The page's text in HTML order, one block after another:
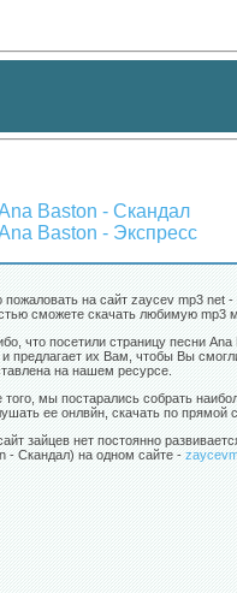
Baston - Скандал
Baston - Экспресс
пожаловать на сайт zaycev mp3 net
сможете скачать любимую mp3
что посетили страницу песни
и предлагает их Вам, чтобы Вы
на нашем ресурсе.
того, мы постарались собрать
ее онлвйн, скачать по прямой
зайцев нет постоянно
- Скандал) на одном сайте -